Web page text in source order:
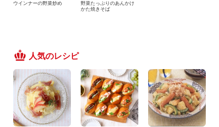
ウインナーの野菜炒め
野菜たっぷりのあんかけ
かた焼きそば
人気のレシピ